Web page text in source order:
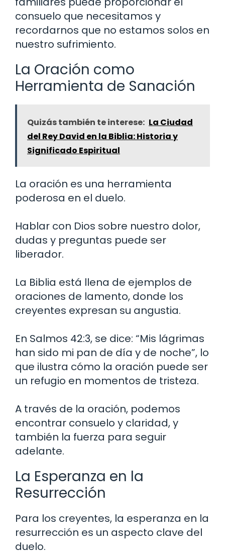
consuelo que necesitamos y
recordarnos que no estamos solos en
nuestro sufrimiento.
La Oración como
Herramienta de Sanación
Quizás también te interese: La Ciudad
del Rey David en la Biblia: Historia y
Significado Espiritual
La oración es una herramienta
poderosa en el duelo.
Hablar con Dios sobre nuestro dolor,
dudas y preguntas puede ser
liberador.
La Biblia está llena de ejemplos de
oraciones de lamento, donde los
creyentes expresan su angustia.
En Salmos 42:3, se dice: “Mis lágrimas
han sido mi pan de día y de noche”, lo
que ilustra cómo la oración puede ser
un refugio en momentos de tristeza.
A través de la oración, podemos
encontrar consuelo y claridad, y
también la fuerza para seguir
adelante.
La Esperanza en la
Resurrección
Para los creyentes, la esperanza en la
resurrección es un aspecto clave del
duelo.